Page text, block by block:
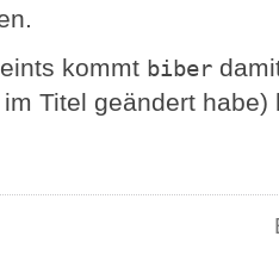
kommt biber
Titel geändert